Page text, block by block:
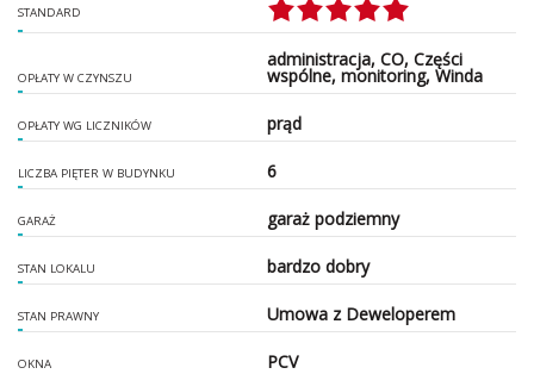
STANDARD
OPŁATY W CZYNSZU
administracja, CO, Części
wspólne, monitoring, Winda
OPŁATY WG LICZNIKÓW prąd
LICZBA PIĘTER W BUDYNKU 6
GARAŻ garaż podziemny
STAN LOKALU bardzo dobry
STAN PRAWNY Umowa z Deweloperem
OKNA PCV